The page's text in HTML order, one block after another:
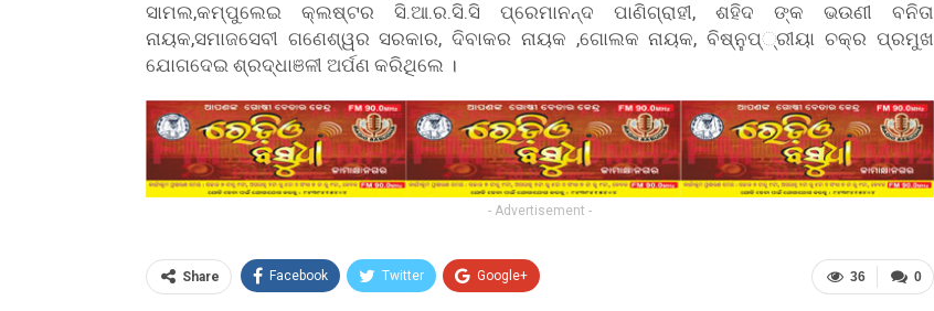
ସାମଲ,କମ୍ପୁଲେଇ କ୍ଲଷ୍ଟର ସି.ଆ.ର.ସି.ସି ପ୍ରେମାନନ୍ଦ ପାଣିଗ୍ରାହୀ, ଶହିଦ ଙ୍କ ଭଉଣୀ ବନିତା
ନାୟକ,ସମାଜସେବୀ ଗଣେଶ୍ୱର ସରକାର, ଦିବାକର ନାୟକ ,ଗୋଲକ ନାୟକ, ବିଷ୍ନୁପ୍୍ରୀୟା ଚକ୍ର ପ୍ରମୁଖ
ଯୋଗଦେଇ ଶ୍ରଦ୍ଧାଞଳୀ ଅର୍ପଣ କରିଥିଲେ ।
- Advertisement -
0
36
Share Facebook Twitter Google+